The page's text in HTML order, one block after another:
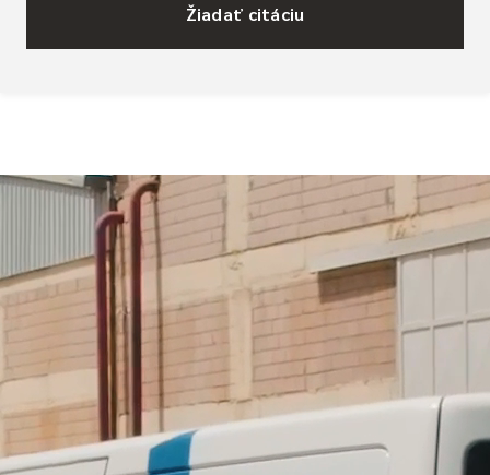
Žiadať citáciu